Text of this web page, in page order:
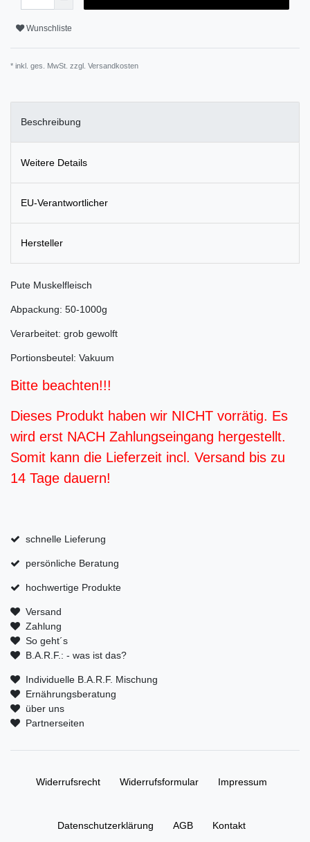
Wunschliste
* inkl. ges. MwSt. zzgl. Versandkosten
Beschreibung
Weitere Details
EU-Verantwortlicher
Hersteller
Pute Muskelfleisch
Abpackung: 50-1000g
Verarbeitet: grob gewolft
Portionsbeutel: Vakuum
Bitte beachten!!!
Dieses Produkt haben wir NICHT vorrätig. Es
wird erst NACH Zahlungseingang hergestellt.
Somit kann die Lieferzeit incl. Versand bis zu
14 Tage dauern!
schnelle Lieferung
persönliche Beratung
hochwertige Produkte
Versand
Zahlung
So geht´s
B.A.R.F.: - was ist das?
Individuelle B.A.R.F. Mischung
Ernährungsberatung
über uns
Partnerseiten
Widerrufs­recht Widerrufs­formular Impressum
Daten­schutz­erklärung AGB Kontakt